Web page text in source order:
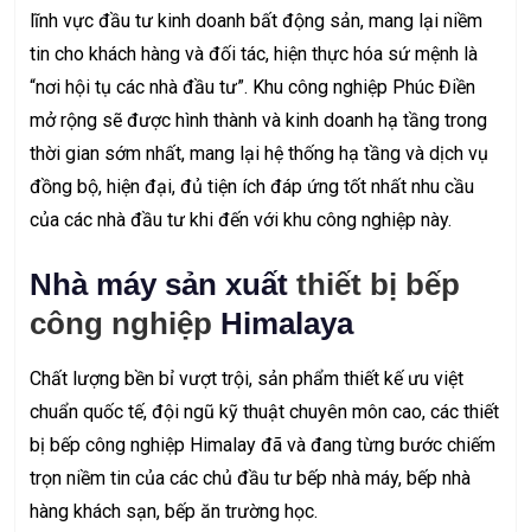
lĩnh vực đầu tư kinh doanh bất động sản, mang lại niềm
tin cho khách hàng và đối tác, hiện thực hóa sứ mệnh là
“nơi hội tụ các nhà đầu tư”. Khu công nghiệp Phúc Điền
mở rộng sẽ được hình thành và kinh doanh hạ tầng trong
thời gian sớm nhất, mang lại hệ thống hạ tầng và dịch vụ
đồng bộ, hiện đại, đủ tiện ích đáp ứng tốt nhất nhu cầu
của các nhà đầu tư khi đến với khu công nghiệp này.
Nhà máy sản xuất thiết bị bếp
công nghiệp Himalaya
Chất lượng bền bỉ vượt trội, sản phẩm thiết kế ưu việt
chuẩn quốc tế, đội ngũ kỹ thuật chuyên môn cao, các thiết
bị bếp công nghiệp Himalay đã và đang từng bước chiếm
trọn niềm tin của các chủ đầu tư bếp nhà máy, bếp nhà
hàng khách sạn, bếp ăn trường học.